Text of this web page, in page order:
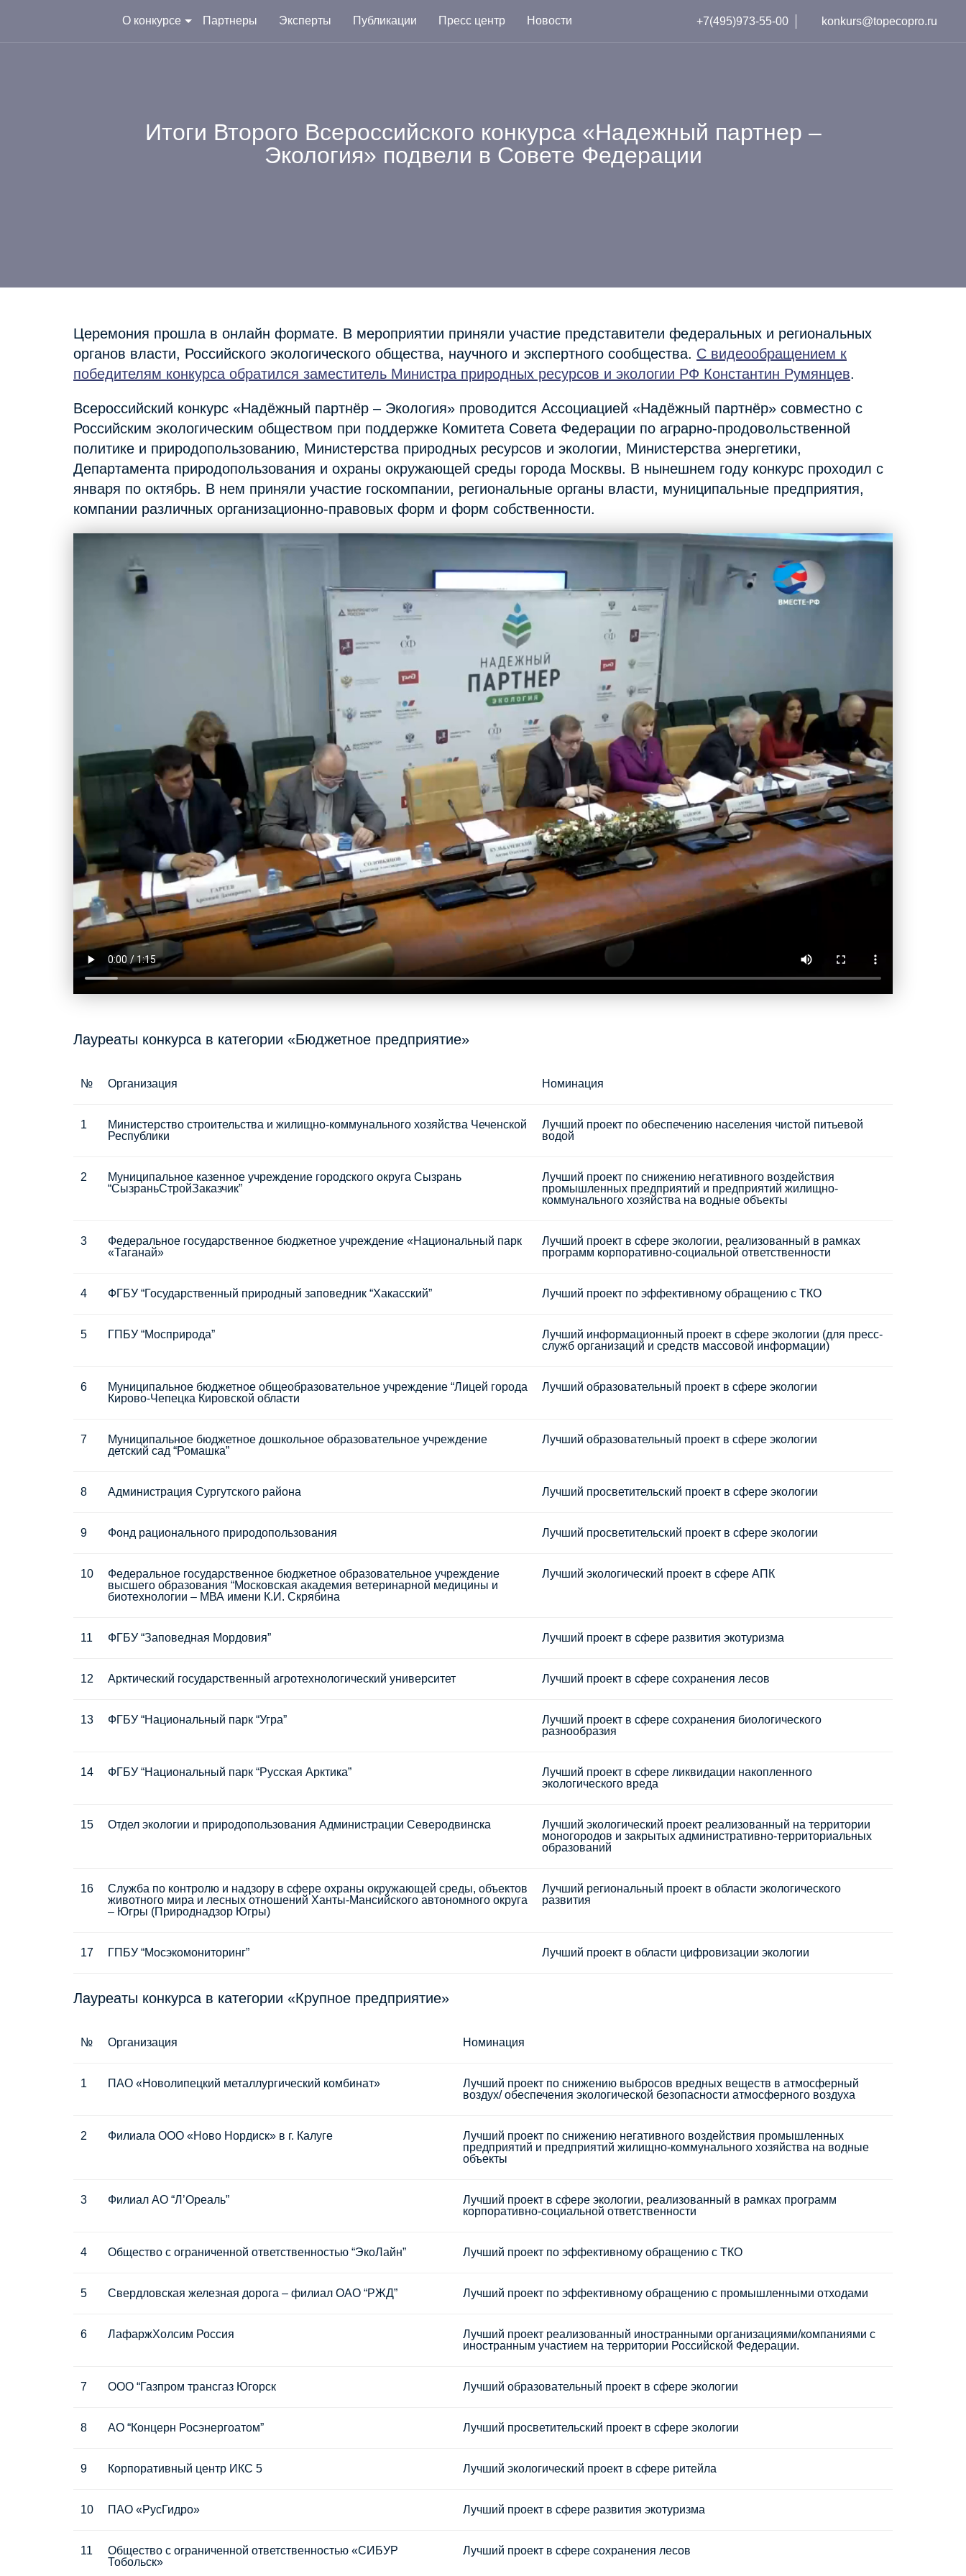
О конкурсе Партнеры Эксперты Публикации Пресс центр Новости +7(495)973-55-00 konkurs@topecopro.ru
Итоги Второго Всероссийского конкурса «Надежный партнер –
Экология» подвели в Совете Федерации
Церемония прошла в онлайн формате. В мероприятии приняли участие представители федеральных и региональных
органов власти, Российского экологического общества, научного и экспертного сообщества. С видеообращением к
победителям конкурса обратился заместитель Министра природных ресурсов и экологии РФ Константин Румянцев.
Всероссийский конкурс «Надёжный партнёр – Экология» проводится Ассоциацией «Надёжный партнёр» совместно с
Российским экологическим обществом при поддержке Комитета Совета Федерации по аграрно-продовольственной
политике и природопользованию, Министерства природных ресурсов и экологии, Министерства энергетики,
Департамента природопользования и охраны окружающей среды города Москвы. В нынешнем году конкурс проходил c
января по октябрь. В нем приняли участие госкомпании, региональные органы власти, муниципальные предприятия,
компании различных организационно-правовых форм и форм собственности.
Лауреаты конкурса в категории «Бюджетное предприятие»
№ Организация Номинация
1
Министерство строительства и жилищно-коммунального хозяйства Чеченской
Республики
Лучший проект по обеспечению населения чистой питьевой
водой
2
Муниципальное казенное учреждение городского округа Сызрань
“СызраньСтройЗаказчик”
Лучший проект по снижению негативного воздействия
промышленных предприятий и предприятий жилищно-
коммунального хозяйства на водные объекты
3
Федеральное государственное бюджетное учреждение «Национальный парк
«Таганай»
Лучший проект в сфере экологии, реализованный в рамках
программ корпоративно-социальной ответственности
4 ФГБУ “Государственный природный заповедник “Хакасский” Лучший проект по эффективному обращению с ТКО
5 ГПБУ “Мосприрода”
Лучший информационный проект в сфере экологии (для пресс-
служб организаций и средств массовой информации)
6
Муниципальное бюджетное общеобразовательное учреждение “Лицей города
Кирово-Чепецка Кировской области
Лучший образовательный проект в сфере экологии
7
Муниципальное бюджетное дошкольное образовательное учреждение
детский сад “Ромашка”
Лучший образовательный проект в сфере экологии
8 Администрация Сургутского района Лучший просветительский проект в сфере экологии
9 Фонд рационального природопользования Лучший просветительский проект в сфере экологии
10
Федеральное государственное бюджетное образовательное учреждение
высшего образования “Московская академия ветеринарной медицины и
биотехнологии – МВА имени К.И. Скрябина
Лучший экологический проект в сфере АПК
11 ФГБУ “Заповедная Мордовия” Лучший проект в сфере развития экотуризма
12 Арктический государственный агротехнологический университет Лучший проект в сфере сохранения лесов
13 ФГБУ “Национальный парк “Угра”
Лучший проект в сфере сохранения биологического
разнообразия
14 ФГБУ “Национальный парк “Русская Арктика”
Лучший проект в сфере ликвидации накопленного
экологического вреда
15 Отдел экологии и природопользования Администрации Северодвинска
Лучший экологический проект реализованный на территории
моногородов и закрытых административно-территориальных
образований
16
Служба по контролю и надзору в сфере охраны окружающей среды, объектов
животного мира и лесных отношений Ханты-Мансийского автономного округа
– Югры (Природнадзор Югры)
Лучший региональный проект в области экологического
развития
17 ГПБУ “Мосэкомониторинг” Лучший проект в области цифровизации экологии
Лауреаты конкурса в категории «Крупное предприятие»
№ Организация Номинация
1 ПАО «Новолипецкий металлургический комбинат»
Лучший проект по снижению выбросов вредных веществ в атмосферный
воздух/ обеспечения экологической безопасности атмосферного воздуха
2 Филиала ООО «Ново Нордиск» в г. Калуге
Лучший проект по снижению негативного воздействия промышленных
предприятий и предприятий жилищно-коммунального хозяйства на водные
объекты
3 Филиал АО “Л’Ореаль”
Лучший проект в сфере экологии, реализованный в рамках программ
корпоративно-социальной ответственности
4 Общество с ограниченной ответственностью “ЭкоЛайн” Лучший проект по эффективному обращению с ТКО
5 Свердловская железная дорога – филиал ОАО “РЖД” Лучший проект по эффективному обращению с промышленными отходами
6 ЛафаржХолсим Россия
Лучший проект реализованный иностранными организациями/компаниями с
иностранным участием на территории Российской Федерации.
7 ООО “Газпром трансгаз Югорск Лучший образовательный проект в сфере экологии
8 АО “Концерн Росэнергоатом” Лучший просветительский проект в сфере экологии
9 Корпоративный центр ИКС 5 Лучший экологический проект в сфере ритейла
10 ПАО «РусГидро» Лучший проект в сфере развития экотуризма
11
Общество с ограниченной ответственностью «СИБУР
Тобольск»
Лучший проект в сфере сохранения лесов